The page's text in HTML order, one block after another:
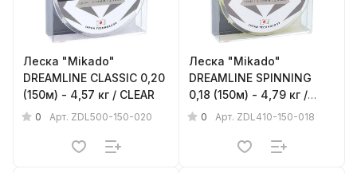
Леска "Mikado"
DREAMLINE CLASSIC 0,20
(150м) - 4,57 кг / CLEAR
0 Арт. ZDL500-150-020
Леска "Mikado"
DREAMLINE SPINNING
0,18 (150м) - 4,79 кг /
YELLOW
0 Арт. ZDL410-150-018